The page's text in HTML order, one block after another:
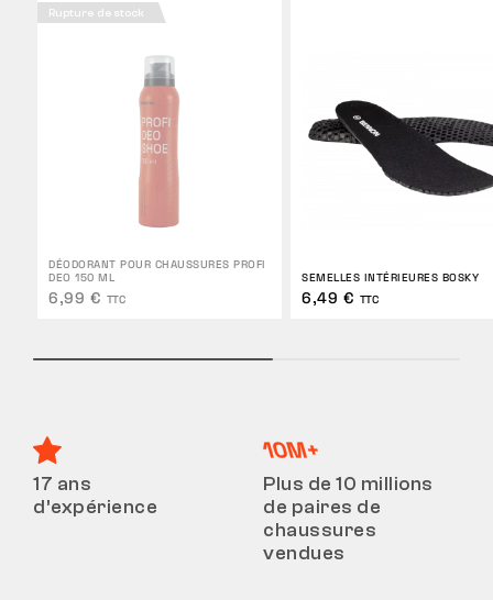
Rupture de stock
DÉODORANT POUR CHAUSSURES PROFI
DEO 150 ML
6,99 € TTC
SEMELLES INTÉRIEURES BOSKY
6,49 € TTC
17 ans
d’expérience
Plus de 10 millions
de paires de
chaussures
vendues